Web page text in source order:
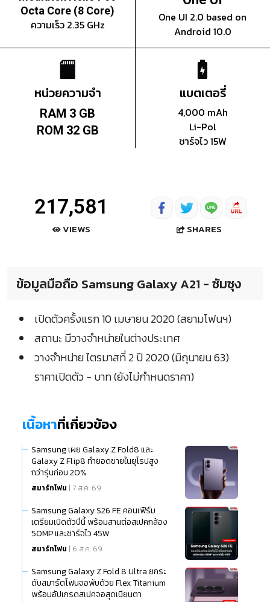
Octa Core (8 Core)
ความเร็ว 2.35 GHz
One UI 2.0 based on
Android 10.0
หน่วยความจำ
RAM 3 GB
ROM 32 GB
แบตเตอรี่
4,000 mAh
Li-Pol
ชาร์จไว 15W
217,581
VIEWS SHARES
ข้อมูลมือถือ Samsung Galaxy A21 - ซัมซุง
เปิดตัวครั้งแรก 10 เมษายน 2020 (สยามโฟนฯ)
สถานะ มีวางจำหน่ายในต่างประเทศ
วางจำหน่าย ไตรมาสที่ 2 ปี 2020 (มิถุนายน 63)
ราคาเปิดตัว - บาท (ยังไม่กำหนดราคา)
เนื้อหาที่เกี่ยวข้อง
Samsung เผย Galaxy Z Fold8 และ
Galaxy Z Flip8 ทำยอดขายในยุโรปสูง
กว่ารุ่นก่อน 20%
สมาร์ทโฟน | 7 ส.ค. 69
Samsung Galaxy S26 FE คอนเฟิร์ม
เตรียมเปิดตัวปีนี้ พร้อมสานต่อสเปคกล้อง
50MP และชาร์จไว 45W
สมาร์ทโฟน | 6 ส.ค. 69
Samsung Galaxy Z Fold 8 Ultra ยกระ
ดับสมาร์ตโฟนจอพับด้วย Flex Titanium
พร้อมอัปเกรดสเปคจอสุดเนียนตา